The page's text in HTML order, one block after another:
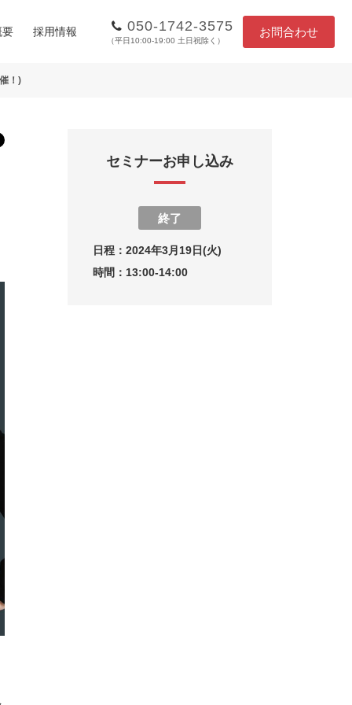
要 採用情報 050-1742-3575
（平日10:00-19:00 土日祝除く）
お問合わせ
！)
セミナーお申し込み
終了
日程： 2024年3月19日(火)
時間： 13:00-14:00